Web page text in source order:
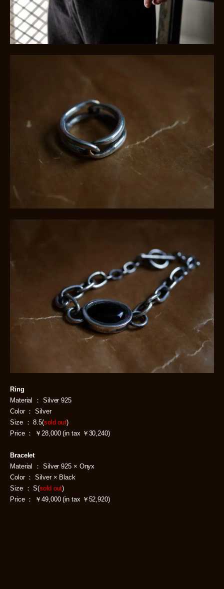
Ring
Material ： Silver 925
Color ： Silver
Size ： 8.5(sold out)
Price ： ￥28,000 (in tax ￥30,240)
Bracelet
Material ： Silver 925 × Onyx
Color ： Silver × Black
Size ： S(sold out)
Price ： ￥49,000 (in tax ￥52,920)